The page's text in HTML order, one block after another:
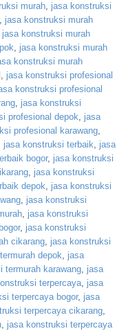
murah, jasa konstruksi
, jasa konstruksi murah
jasa konstruksi murah
, jasa konstruksi murah
konstruksi murah
, jasa konstruksi profesional
konstruksi profesional
, jasa konstruksi
profesional depok, jasa
profesional karawang,
jasa konstruksi terbaik, jasa
bogor, jasa konstruksi
, jasa konstruksi
depok, jasa konstruksi
, jasa konstruksi
, jasa konstruksi
, jasa konstruksi
cikarang, jasa konstruksi
depok, jasa
termurah karawang, jasa
terpercaya, jasa
terpercaya bogor, jasa
terpercaya cikarang,
, jasa konstruksi terpercaya